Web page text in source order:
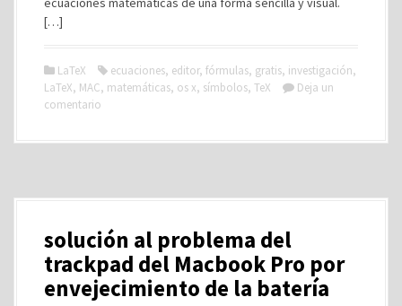
[…]
LaTeX ecuaciones, editor, fórmulas, gratis, investigación,
LaTeX, MAC, matemáticas, os x, símbolos, TeX
Deja un
comentario
solución al problema del
trackpad del Macbook Pro por
envejecimiento de la batería